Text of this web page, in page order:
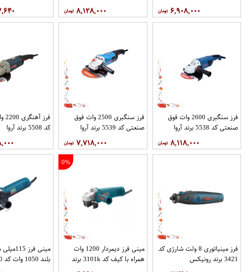
۶,۹۰۸,۰۰۰ ۸,۱۲۸,۰۰۰
فرز سنگبری 2600 وات فوق
صنعتی کد 5538 برند آروا
۸,۱۱۸,۰۰۰
فرز سنگبری 2500 وات فوق
صنعتی کد 5539 برند آروا
۷,۷۱۸,۰۰۰
کد 5508 برند آروا
فرز مینیاتوری 8 ولت شارژی کد
3421 برند رونیکس
0%
مینی فرز دیمردار 1200 وات
همراه با کیف کد 3101k برند
مینی فرز